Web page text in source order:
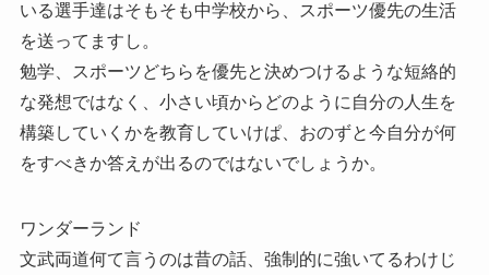
いる選手達はそもそも中学校から、スポーツ優先の生活
を送ってますし。
勉学、スポーツどちらを優先と決めつけるような短絡的
な発想ではなく、小さい頃からどのように自分の人生を
構築していくかを教育していけぱ、おのずと今自分が何
をすべきか答えが出るのではないでしょうか。
ワンダーランド
文武両道何て言うのは昔の話、強制的に強いてるわけじ